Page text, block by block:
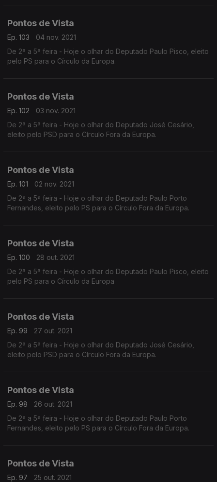
Pontos de Vista
Ep. 103
04 nov. 2021
De 2ª a 5ª feira - Hoje o olhar do Deputado Paulo Pisco, eleito
pelo PS para o Círculo da Europa.
Pontos de Vista
Ep. 102
03 nov. 2021
De 2ª a 5ª feira - Hoje o olhar do Deputado José Cesário,
eleito pelo PSD para o Círculo Fora da Europa.
Pontos de Vista
Ep. 101
02 nov. 2021
De 2ª a 5ª feira - Hoje o olhar do Deputado Paulo Porto
Fernandes, eleito pelo PS para o Círculo Fora da Europa.
Pontos de Vista
Ep. 100
28 out. 2021
De 2ª a 5ª feira - Hoje o olhar do Deputado Paulo Pisco, eleito
pelo PS para o Círculo da Europa
Pontos de Vista
Ep. 99
27 out. 2021
De 2ª a 5ª feira - Hoje o olhar do Deputado José Cesário,
eleito pelo PSD para o Círculo Fora da Europa.
Pontos de Vista
Ep. 98
26 out. 2021
De 2ª a 5ª feira - Hoje o olhar do Deputado Paulo Porto
Fernandes, eleito pelo PS para o Círculo Fora da Europa.
Pontos de Vista
Ep. 97
25 out. 2021